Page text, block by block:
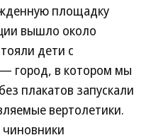
площадку
вышло около
дети с
город, в котором мы
плакатов запускали
вертолетики.